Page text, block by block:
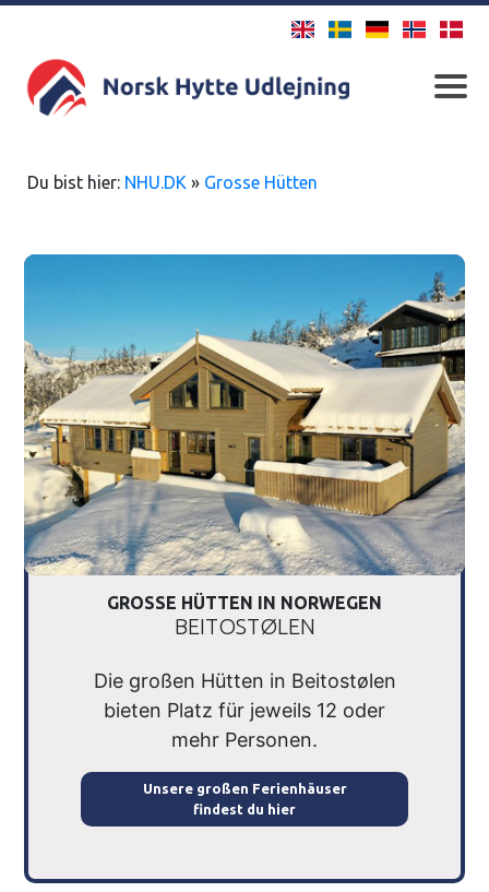
Du bist hier: NHU.DK » Grosse Hütten
GROSSE HÜTTEN IN NORWEGEN
BEITOSTØLEN
Die großen Hütten in Beitostølen
bieten Platz für jeweils 12 oder
mehr Personen.
Unsere großen Ferienhäuser
findest du hier